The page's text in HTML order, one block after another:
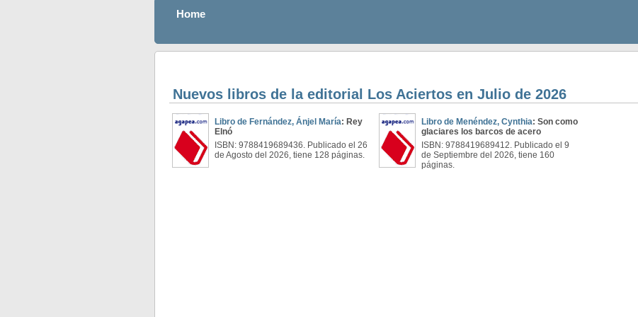
Home
Nuevos libros de la editorial Los Aciertos en Julio de 2026
Libro de Fernández, Ánjel María: Rey
Elnó
ISBN: 9788419689436. Publicado el 26
de Agosto del 2026, tiene 128 páginas.
Libro de Menéndez, Cynthia: Son como
glaciares los barcos de acero
ISBN: 9788419689412. Publicado el 9
de Septiembre del 2026, tiene 160
páginas.